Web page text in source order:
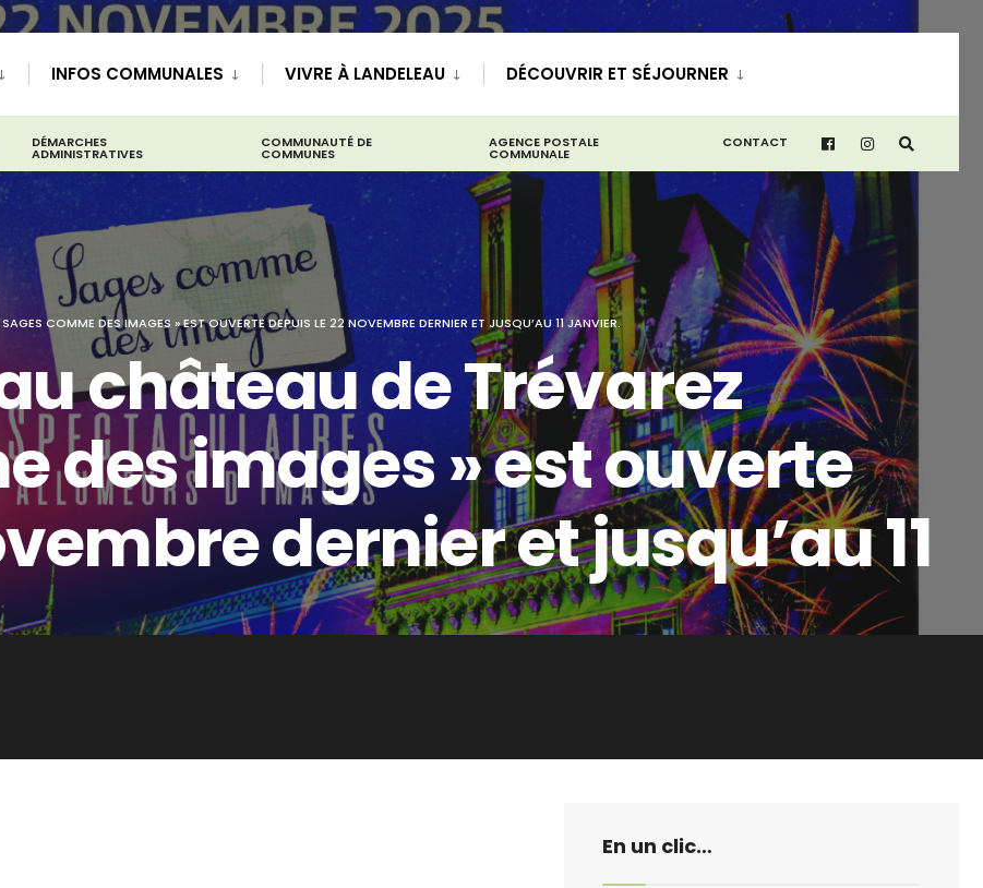
INFOS COMMUNALES VIVRE À LANDELEAU DÉCOUVRIR ET SÉJOURNER
DÉMARCHES
ADMINISTRATIVES
COMMUNAUTÉ DE
COMMUNES
AGENCE POSTALE
COMMUNALE
CONTACT
COMME DES IMAGES » EST OUVERTE DEPUIS LE 22 NOVEMBRE DERNIER ET JUSQU’AU 11 JANVIER.
château de Trévarez
des images » est ouverte
dernier et jusqu’au 11
En un clic…